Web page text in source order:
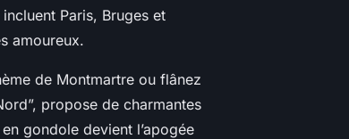
Paris, Bruges et
amoureux.
de Montmartre ou flânez
propose de charmantes
gondole devient l’apogée